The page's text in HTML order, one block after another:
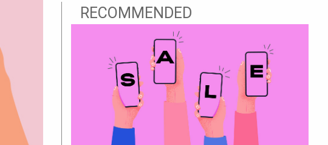
RECOMMENDED